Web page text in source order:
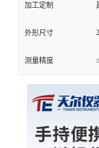
加工定制
外形尺寸
测量精度